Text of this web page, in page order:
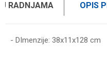
RADNJAMA OPIS
- DImenzije: 38x11x128 cm